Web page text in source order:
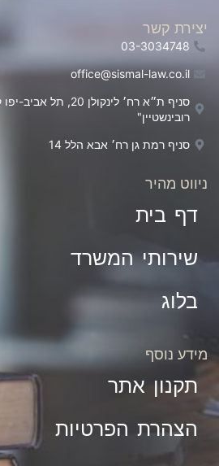
יצירת קשר
03-3034748
office@sismal-law.co.il
רובינשטיין"
סניף רמת גן רח׳ אבא הלל 14
ניווט מהיר
דף בית
שירותי המשרד
בלוג
מידע נוסף
תקנון אתר
הצהרת הפרטיות